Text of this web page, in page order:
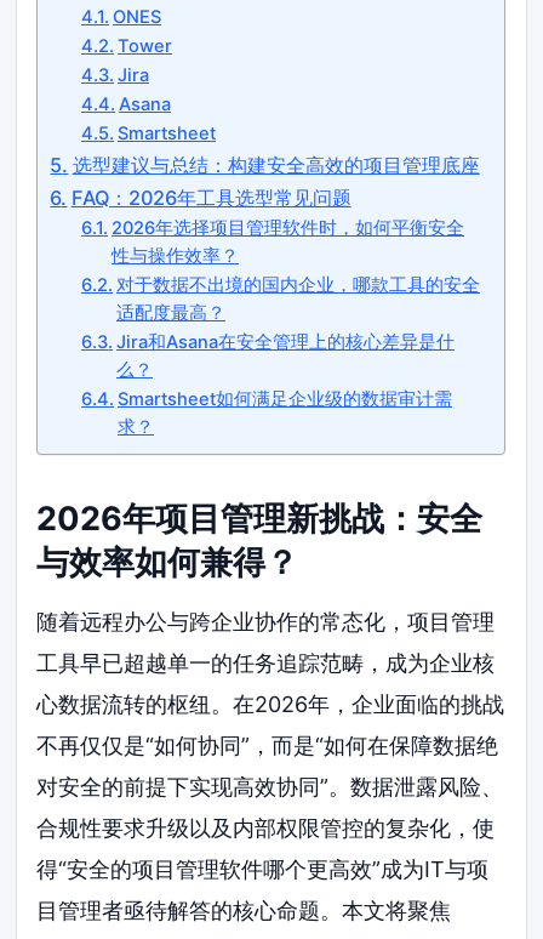
ONES
Tower
Jira
Asana
Smartsheet
选型建议与总结：构建安全高效的项目管理底座
FAQ：2026年工具选型常见问题
2026年选择项目管理软件时，如何平衡安全
性与操作效率？
对于数据不出境的国内企业，哪款工具的安全
适配度最高？
Jira和Asana在安全管理上的核心差异是什
么？
Smartsheet如何满足企业级的数据审计需
求？
2026年项目管理新挑战：安全
与效率如何兼得？
随着远程办公与跨企业协作的常态化，项目管理
工具早已超越单一的任务追踪范畴，成为企业核
心数据流转的枢纽。在2026年，企业面临的挑战
不再仅仅是“如何协同”，而是“如何在保障数据绝
对安全的前提下实现高效协同”。数据泄露风险、
合规性要求升级以及内部权限管控的复杂化，使
得“安全的项目管理软件哪个更高效”成为IT与项
目管理者亟待解答的核心命题。本文将聚焦